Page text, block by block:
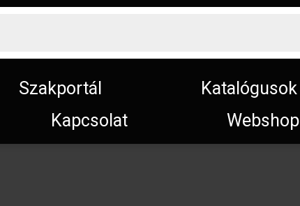
Szakportál Katalógusok
Kapcsolat
Webshop